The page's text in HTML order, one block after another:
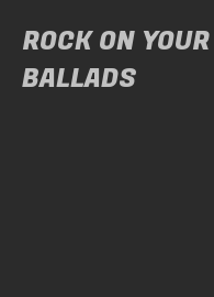
ROCK ON
BALLADS